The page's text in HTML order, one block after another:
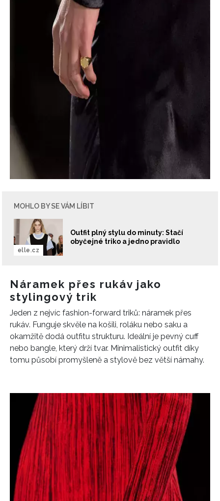
MOHLO BY SE VÁM LÍBIT
Outfit plný stylu do minuty: Stačí
obyčejné triko a jedno pravidlo
elle.cz
Náramek přes rukáv jako
stylingový trik
Jeden z nejvíc fashion-forward triků: náramek přes
rukáv. Funguje skvěle na košili, roláku nebo saku a
okamžitě dodá outfitu strukturu. Ideální je pevný cuff
nebo bangle, který drží tvar. Minimalistický outfit díky
tomu působí promyšleně a stylově bez větší námahy.